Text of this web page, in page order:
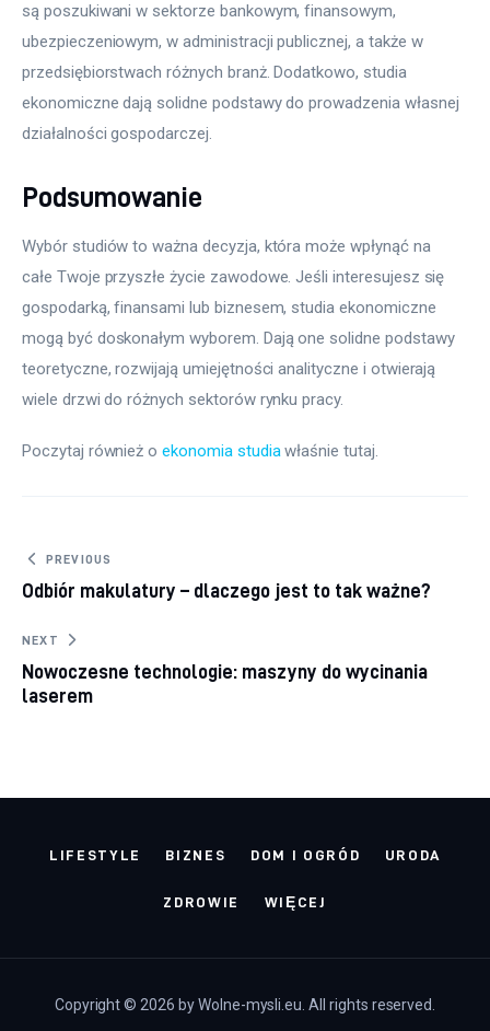
są poszukiwani w sektorze bankowym, finansowym,
ubezpieczeniowym, w administracji publicznej, a także w
przedsiębiorstwach różnych branż. Dodatkowo, studia
ekonomiczne dają solidne podstawy do prowadzenia własnej
działalności gospodarczej.
Podsumowanie
Wybór studiów to ważna decyzja, która może wpłynąć na
całe Twoje przyszłe życie zawodowe. Jeśli interesujesz się
gospodarką, finansami lub biznesem, studia ekonomiczne
mogą być doskonałym wyborem. Dają one solidne podstawy
teoretyczne, rozwijają umiejętności analityczne i otwierają
wiele drzwi do różnych sektorów rynku pracy.
Poczytaj również o ekonomia studia właśnie tutaj.
Nawigacja wpisu
PREVIOUS
Odbiór makulatury – dlaczego jest to tak ważne?
NEXT
Nowoczesne technologie: maszyny do wycinania
laserem
LIFESTYLE BIZNES DOM I OGRÓD URODA
ZDROWIE WIĘCEJ
Copyright © 2026 by Wolne-mysli.eu. All rights reserved.